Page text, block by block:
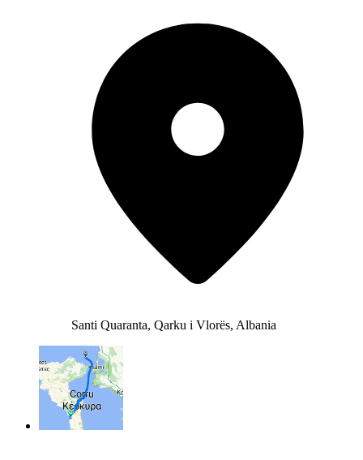
Santi Quaranta, Qarku i Vlorës, Albania